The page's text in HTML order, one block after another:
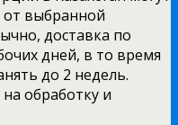
от выбранной
доставка по
дней, в то время
до 2 недель.
обработку и